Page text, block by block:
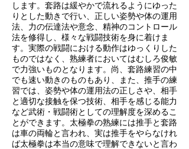
します。套路は緩やかで流れるようにゆった
りとした動きで行い、正しい姿勢や体の運用
法、力の伝達法や意念、精神のコントロール
法を修得し、様々な戦闘技術を身に着けま
す。実際の戦闘における動作はゆっくりした
ものではなく、熟練者においてはむしろ俊敏
で力強いものとなります。尚、套路練習の中
でも速い動きのものもあり、また、推手の練
習では、姿勢や体の運用法の正しさや、相手
と適切な接触を保つ技術、相手を感じる能力
など武術・戦闘術としての理解度を深めるこ
とができます。太極拳の熟練には推手と套路
は車の両輪と言われ、実は推手をやらなけれ
ば太極拳は本当の意味で理解できないと言わ